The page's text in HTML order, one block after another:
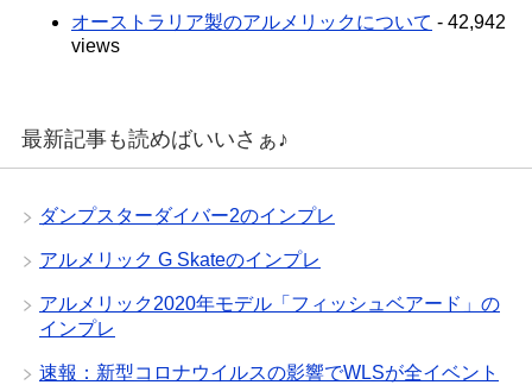
オーストラリア製のアルメリックについて - 42,942
views
最新記事も読めばいいさぁ♪
ダンプスターダイバー2のインプレ
アルメリック G Skateのインプレ
アルメリック2020年モデル「フィッシュベアード」の
インプレ
速報：新型コロナウイルスの影響でWLSが全イベント